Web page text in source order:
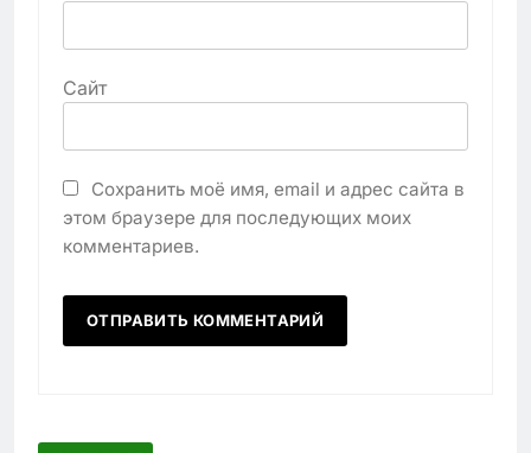
Сайт
Сохранить моё имя, email и адрес сайта в
этом браузере для последующих моих
комментариев.